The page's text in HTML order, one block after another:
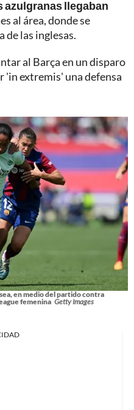
azulgranas llegaban
al área, donde se
de las inglesas.
al Barça en un disparo
'in extremis' una defensa
en medio del partido contra
femenina Getty Images